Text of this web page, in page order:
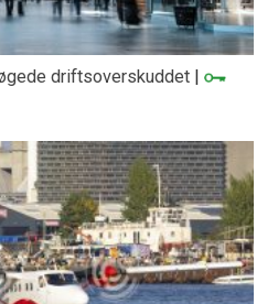
driftsoverskuddet |